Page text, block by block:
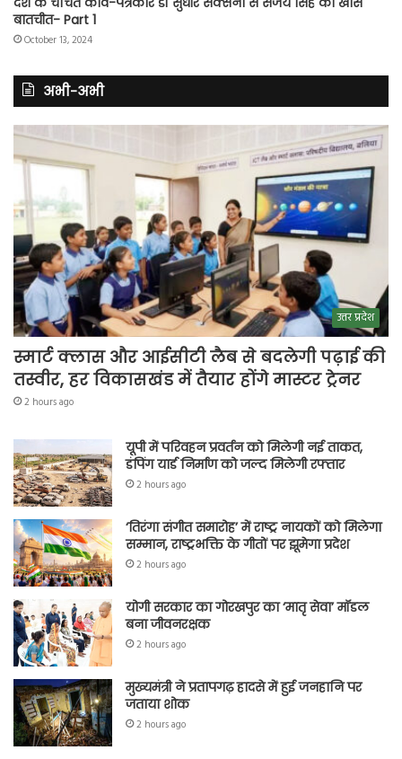
बातचीत- Part 1
October 13, 2024
अभी-अभी
उत्तर प्रदेश
स्मार्ट क्लास और आईसीटी लैब से बदलेगी पढ़ाई की
तस्वीर, हर विकासखंड में तैयार होंगे मास्टर ट्रेनर
2 hours ago
यूपी में परिवहन प्रवर्तन को मिलेगी नई ताकत,
डंपिंग यार्ड निर्माण को जल्द मिलेगी रफ्तार
2 hours ago
‘तिरंगा संगीत समारोह’ में राष्ट्र नायकों को मिलेगा
सम्मान, राष्ट्रभक्ति के गीतों पर झूमेगा प्रदेश
2 hours ago
योगी सरकार का गोरखपुर का ‘मातृ सेवा’ मॉडल
बना जीवनरक्षक
2 hours ago
मुख्यमंत्री ने प्रतापगढ़ हादसे में हुई जनहानि पर
जताया शोक
2 hours ago